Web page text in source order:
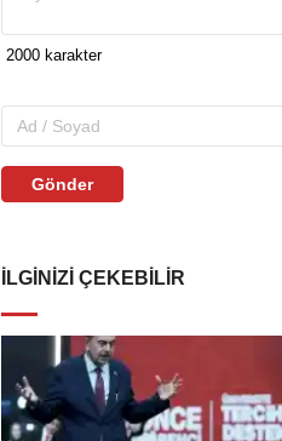
Gönder
İLGINIZI ÇEKEBILIR